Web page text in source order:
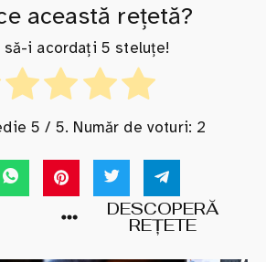
această rețetă?
să-i acordați 5 steluțe!
5 / 5. Număr de voturi: 2
DESCOPERĂ
REȚETE